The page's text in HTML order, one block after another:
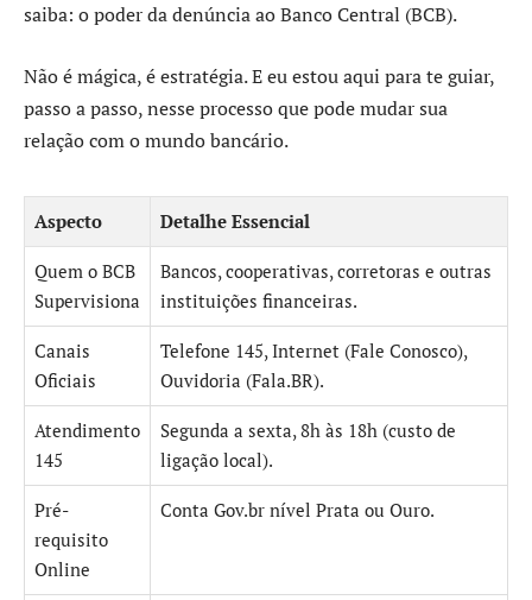
saiba: o poder da denúncia ao Banco Central (BCB).
Não é mágica, é estratégia. E eu estou aqui para te guiar,
passo a passo, nesse processo que pode mudar sua
relação com o mundo bancário.
Aspecto Detalhe Essencial
Quem o BCB
Supervisiona
Bancos, cooperativas, corretoras e outras
instituições financeiras.
Canais
Oficiais
Telefone 145, Internet (Fale Conosco),
Ouvidoria (Fala.BR).
Atendimento
145
Segunda a sexta, 8h às 18h (custo de
ligação local).
Pré-
requisito
Online
Conta Gov.br nível Prata ou Ouro.